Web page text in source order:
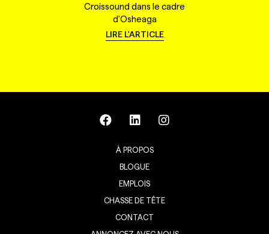
Croissound dans le cadre
d'Osheaga
LIRE L'ARTICLE
À PROPOS
BLOGUE
EMPLOIS
CHASSE DE TÊTE
CONTACT